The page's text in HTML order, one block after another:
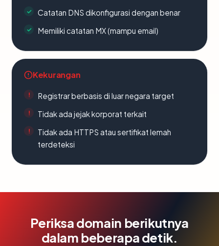
Catatan DNS dikonfigurasi dengan benar
Memiliki catatan MX (mampu email)
Kekurangan
Registrar berbasis di luar negara target
Tidak ada jejak korporat terkait
Tidak ada HTTPS atau sertifikat lemah
terdeteksi
Periksa domain berikutnya
dalam beberapa detik.